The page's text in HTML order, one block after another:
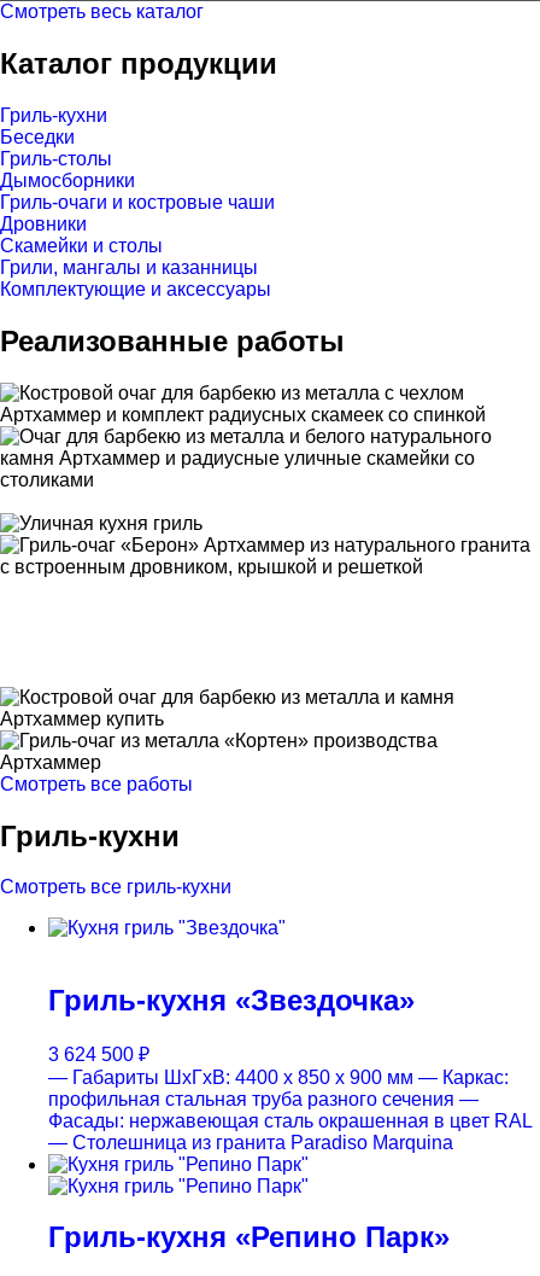
Смотреть весь каталог
Каталог продукции
Гриль-кухни
Беседки
Гриль-столы
Дымосборники
Гриль-очаги и костровые чаши
Дровники
Скамейки и столы
Грили, мангалы и казанницы
Комплектующие и аксессуары
Реализованные работы
Смотреть все работы
Гриль-кухни
Смотреть все гриль-кухни
Гриль-кухня «Звездочка»
3 624 500 ₽
— Габариты ШхГхВ: 4400 x 850 x 900 мм — Каркас:
профильная стальная труба разного сечения —
Фасады: нержавеющая сталь окрашенная в цвет RAL
— Столешница из гранита Paradiso Marquina
Гриль-кухня «Репино Парк»